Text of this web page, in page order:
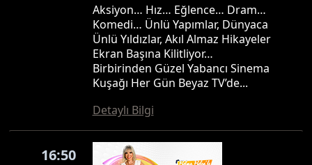
Aksiyon… Hız… Eğlence… Dram…
Komedi… Ünlü Yapımlar, Dünyaca
Ünlü Yıldızlar, Akıl Almaz Hikayeler
Ekran Başına Kilitliyor…
Birbirinden Güzel Yabancı Sinema
Kuşağı Her Gün Beyaz TV’de...
Detaylı Bilgi
16:50